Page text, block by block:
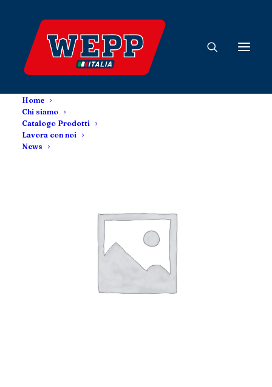
Home
Chi siamo
Catalogo Prodotti
Lavora con noi
News